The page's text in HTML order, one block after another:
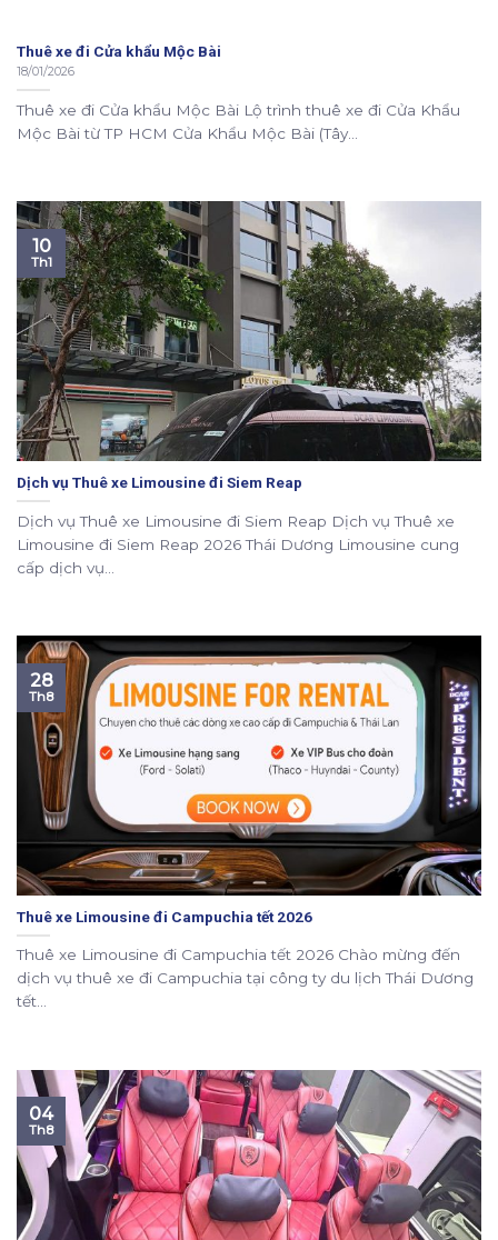
Thuê xe đi Cửa khẩu Mộc Bài
18/01/2026
Thuê xe đi Cửa khẩu Mộc Bài Lộ trình thuê xe đi Cửa Khẩu
Mộc Bài từ TP HCM Cửa Khẩu Mộc Bài (Tây...
Dịch vụ Thuê xe Limousine đi Siem Reap
Dịch vụ Thuê xe Limousine đi Siem Reap Dịch vụ Thuê xe
Limousine đi Siem Reap 2026 Thái Dương Limousine cung
cấp dịch vụ...
10
Th1
Thuê xe Limousine đi Campuchia tết 2026
Thuê xe Limousine đi Campuchia tết 2026 Chào mừng đến
dịch vụ thuê xe đi Campuchia tại công ty du lịch Thái Dương
tết...
28
Th8
04
Th8